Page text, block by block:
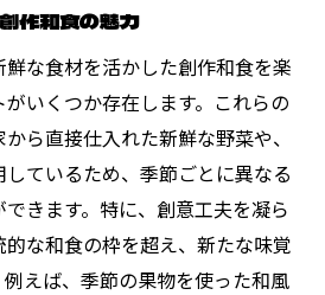
作和食の魅力
な食材を活かした創作和食を楽
いくつか存在します。これらの
ら直接仕入れた新鮮な野菜や、
ているため、季節ごとに異なる
きます。特に、創意工夫を凝ら
な和食の枠を超え、新たな味覚
えば、季節の果物を使った和風